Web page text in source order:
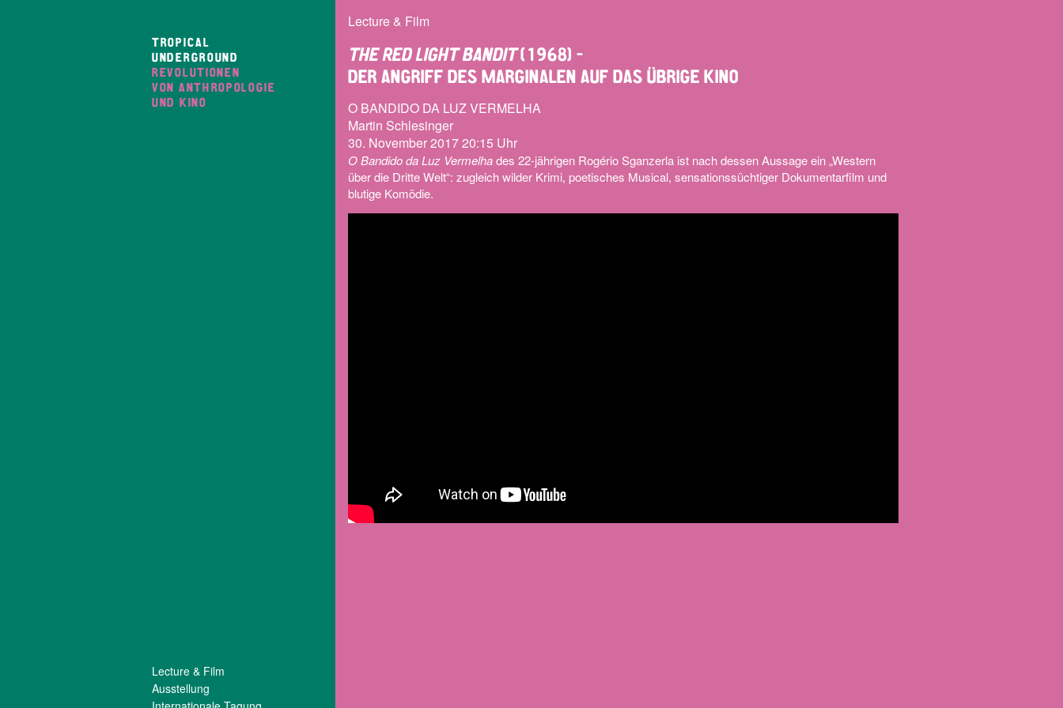
TROPICAL
UNDERGROUND
REVOLUTIONEN
VON ANTHROPOLOGIE
UND KINO
Lecture & Film
Ausstellung
Lecture & Film
THE RED LIGHT BANDIT(1968) –
DER ANGRIFF DES MARGINALEN AUF DAS ÜBRIGE KINO
O BANDIDO DA LUZ VERMELHA
Martin Schlesinger
30. November 2017 20:15 Uhr
O Bandido da Luz Vermelhades 22-jährigen Rogério Sganzerla ist nach dessen Aussage ein „Western
über die Dritte Welt“: zugleich wilder Krimi, poetisches Musical, sensationssüchtiger Dokumentarfilm und
blutige Komödie.